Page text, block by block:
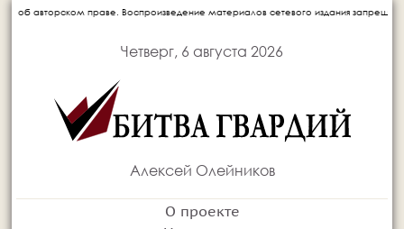
Воспроизведение материалов сетевого издания запрещается без
Четверг, 6 августа 2026
Алексей Олейников
О проекте